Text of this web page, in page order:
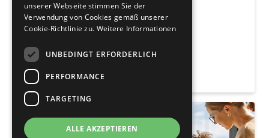
unserer Webseite stimmen Sie der
Verwendung von Cookies gemäß unserer
Cookie-Richtlinie zu. Weitere Informationen
UNBEDINGT ERFORDERLICH
PERFORMANCE
TARGETING
ALLE AKZEPTIEREN